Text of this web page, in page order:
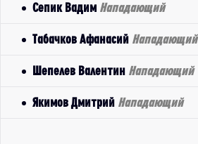
Сепик Вадим Нападающий
Табачков Афанасий Нападающий
Шепелев Валентин Нападающий
Якимов Дмитрий Нападающий